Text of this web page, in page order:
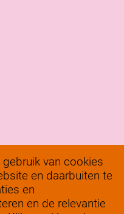
van cookies
en daarbuiten te
en
en de relevantie